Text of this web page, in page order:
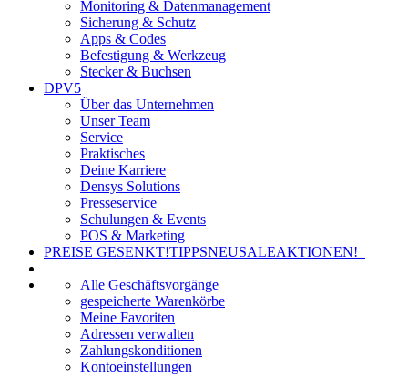
Monitoring & Datenmanagement
Sicherung & Schutz
Apps & Codes
Befestigung & Werkzeug
Stecker & Buchsen
DPV5
Über das Unternehmen
Unser Team
Service
Praktisches
Deine Karriere
Densys Solutions
Presseservice
Schulungen & Events
POS & Marketing
PREISE GESENKT!TIPPSNEUSALEAKTIONEN!
Alle Geschäftsvorgänge
gespeicherte Warenkörbe
Meine Favoriten
Adressen verwalten
Zahlungskonditionen
Kontoeinstellungen